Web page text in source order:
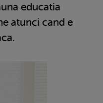
educatia
atunci cand e